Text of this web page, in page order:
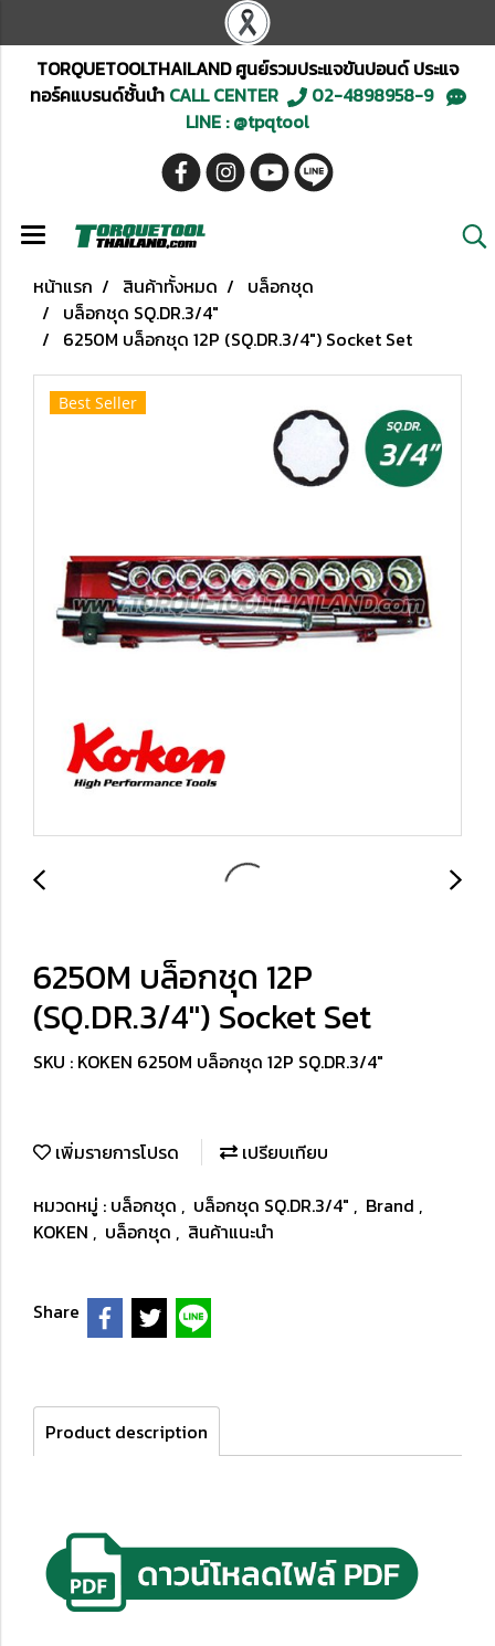
TORQUETOOLTHAILAND ศูนย์รวมประแจขันปอนด์ ประแจ
ทอร์คแบรนด์ชั้นนำCALL CENTER
02-4898958-9
LINE : @tpqtool
หน้าแรก สินค้าทั้งหมด
บล็อกชุด
บล็อกชุด SQ.DR.3/4"
6250M บล็อกชุด 12P (SQ.DR.3/4") Socket Set
Best Seller
6250M บล็อกชุด 12P
(SQ.DR.3/4") Socket Set
SKU : KOKEN 6250M บล็อกชุด 12P SQ.DR.3/4"
เพิ่มรายการโปรด
เปรียบเทียบ
หมวดหมู่ : บล็อกชุด , บล็อกชุด SQ.DR.3/4" , Brand ,
KOKEN , บล็อกชุด , สินค้าแนะนำ
Share
Product description